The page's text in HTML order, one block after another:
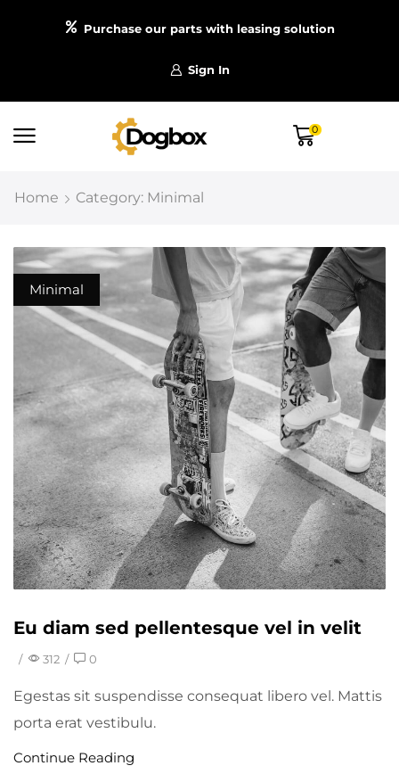
Purchase our parts with leasing solution
Sign In
0
Home Category: Minimal
Minimal
Eu diam sed pellentesque vel in velit
/ 312 / 0
Egestas sit suspendisse consequat libero vel. Mattis
porta erat vestibulu.
Continue Reading